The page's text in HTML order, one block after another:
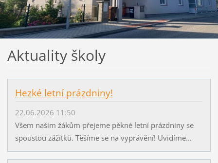
Aktuality školy
Hezké letní prázdniny!
22.06.2026 11:50
Všem našim žákům přejeme pěkné letní prázdniny se
spoustou zážitků. Těšíme se na vyprávění! Uvidíme...